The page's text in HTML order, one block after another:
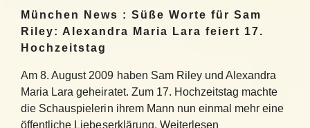
München News : Süße Worte für Sam
Riley: Alexandra Maria Lara feiert 17.
Hochzeitstag
Am 8. August 2009 haben Sam Riley und Alexandra
Maria Lara geheiratet. Zum 17. Hochzeitstag machte
die Schauspielerin ihrem Mann nun einmal mehr eine
öffentliche Liebeserklärung. Weiterlesen